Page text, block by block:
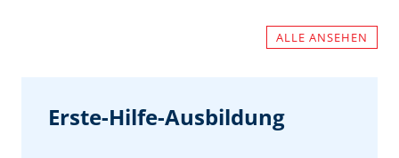
ALLE ANSEHEN
Erste-Hilfe-Ausbildung